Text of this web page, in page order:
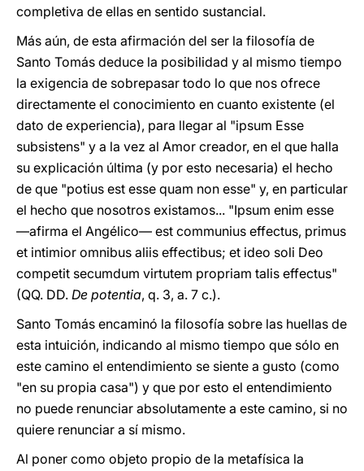
completiva de ellas en sentido sustancial.
Más aún, de esta afirmación del ser la filosofía de
Santo Tomás deduce la posibilidad y al mismo tiempo
la exigencia de sobrepasar todo lo que nos ofrece
directamente el conocimiento en cuanto existente (el
dato de experiencia), para llegar al "ipsum Esse
subsistens" y a la vez al Amor creador, en el que halla
su explicación última (y por esto necesaria) el hecho
de que "potius est esse quam non esse" y, en particular
el hecho que nosotros existamos... "Ipsum enim esse
—afirma el Angélico— est communius effectus, primus
et intimior omnibus aliis effectibus; et ideo soli Deo
competit secumdum virtutem propriam talis effectus"
(QQ. DD. De potentia, q. 3, a. 7 c.).
Santo Tomás encaminó la filosofía sobre las huellas de
esta intuición, indicando al mismo tiempo que sólo en
este camino el entendimiento se siente a gusto (como
"en su propia casa") y que por esto el entendimiento
no puede renunciar absolutamente a este camino, si no
quiere renunciar a sí mismo.
Al poner como objeto propio de la metafísica la